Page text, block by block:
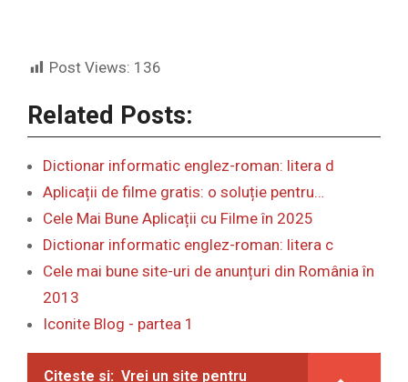
Post Views: 136
Related Posts:
Dictionar informatic englez-roman: litera d
Aplicații de filme gratis: o soluție pentru…
Cele Mai Bune Aplicații cu Filme în 2025
Dictionar informatic englez-roman: litera c
Cele mai bune site-uri de anunțuri din România în
2013
Iconite Blog - partea 1
Citeste si: Vrei un site pentru